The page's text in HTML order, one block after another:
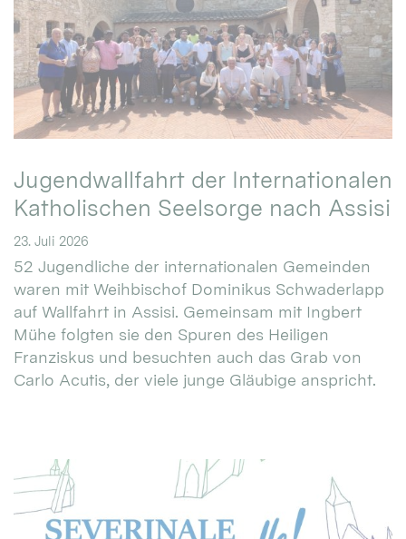
Jugendwallfahrt der Internationalen
Katholischen Seelsorge nach Assisi
23. Juli 2026
52 Jugendliche der internationalen Gemeinden
waren mit Weihbischof Dominikus Schwaderlapp
auf Wallfahrt in Assisi. Gemeinsam mit Ingbert
Mühe folgten sie den Spuren des Heiligen
Franziskus und besuchten auch das Grab von
Carlo Acutis, der viele junge Gläubige anspricht.